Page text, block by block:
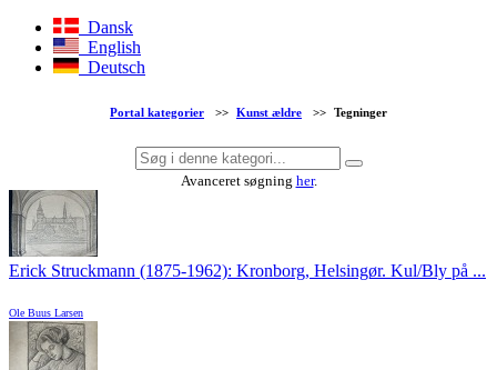
Dansk
English
Deutsch
Portal kategorier >> Kunst ældre >> Tegninger
Avanceret søgning her.
Erick Struckmann (1875-1962): Kronborg, Helsingør. Kul/Bly på ...
Ole Buus Larsen